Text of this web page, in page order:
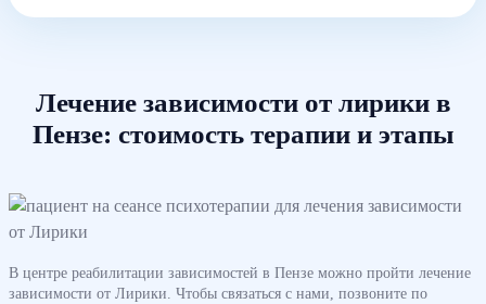
Лечение зависимости от лирики в
Пензе: стоимость терапии и этапы
В центре реабилитации зависимостей в Пензе можно пройти лечение
зависимости от Лирики. Чтобы связаться с нами, позвоните по